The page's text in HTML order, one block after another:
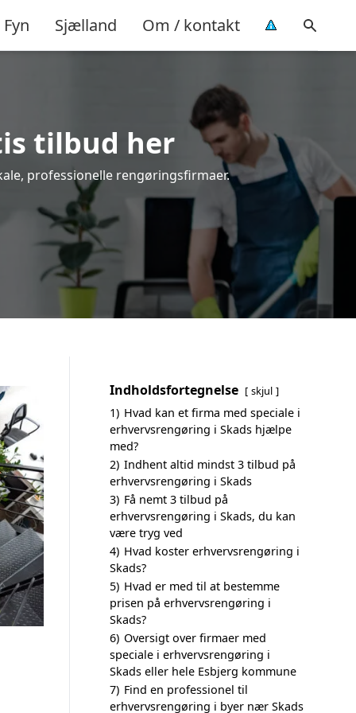
Fyn Sjælland Om / kontakt
tilbud her
professionelle rengøringsfirmaer.
Indholdsfortegnelse skjul
1) Hvad kan et firma med speciale i
erhvervsrengøring i Skads hjælpe
med?
2) Indhent altid mindst 3 tilbud på
erhvervsrengøring i Skads
3) Få nemt 3 tilbud på
erhvervsrengøring i Skads, du kan
være tryg ved
4) Hvad koster erhvervsrengøring i
Skads?
5) Hvad er med til at bestemme
prisen på erhvervsrengøring i
Skads?
6) Oversigt over firmaer med
speciale i erhvervsrengøring i
Skads eller hele Esbjerg kommune
7) Find en professionel til
erhvervsrengøring i byer nær Skads